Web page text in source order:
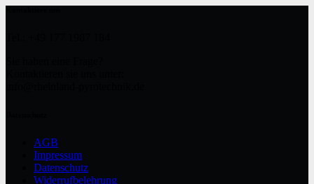
AGB
Impressum
Datenschutz
Widerrufbelehrung